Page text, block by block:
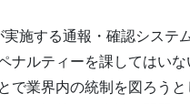
施する通報・確認システ
ナルティーを課してはい
で業界内の統制を図ろう